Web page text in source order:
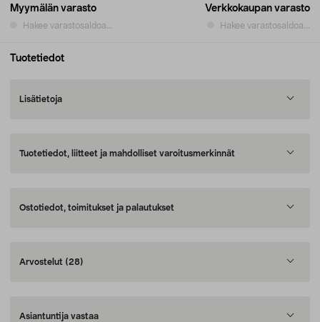
Myymälän varasto
Hakee varastosaldoa...
Verkkokaupan varasto
Hakee varastosaldoa...
Tuotetiedot
Lisätietoja
Tuotetiedot, liitteet ja mahdolliset varoitusmerkinnät
Ostotiedot, toimitukset ja palautukset
Arvostelut (28)
Asiantuntija vastaa